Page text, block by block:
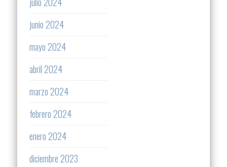
junio 2024
mayo 2024
abril 2024
marzo 2024
febrero 2024
enero 2024
diciembre 2023